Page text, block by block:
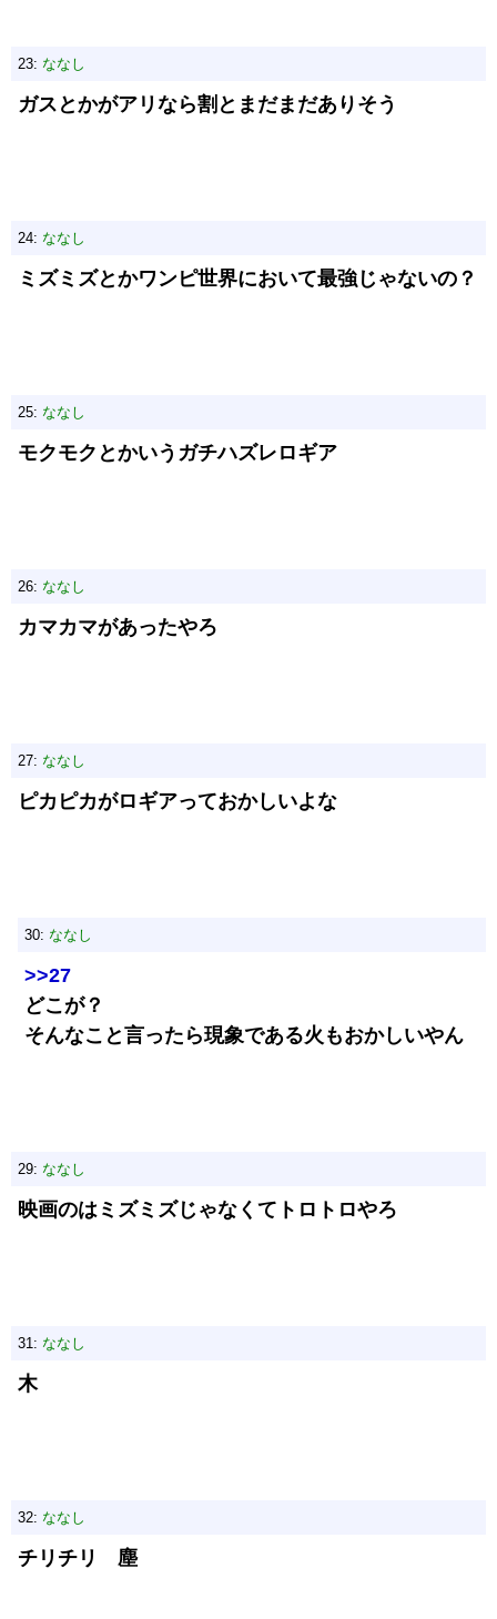
23: ななし
ガスとかがアリなら割とまだまだありそう
24: ななし
ミズミズとかワンピ世界において最強じゃないの？
25: ななし
モクモクとかいうガチハズレロギア
26: ななし
カマカマがあったやろ
27: ななし
ピカピカがロギアっておかしいよな
30: ななし
>>27
どこが？
そんなこと言ったら現象である火もおかしいやん
29: ななし
映画のはミズミズじゃなくてトロトロやろ
31: ななし
木
32: ななし
チリチリ 塵